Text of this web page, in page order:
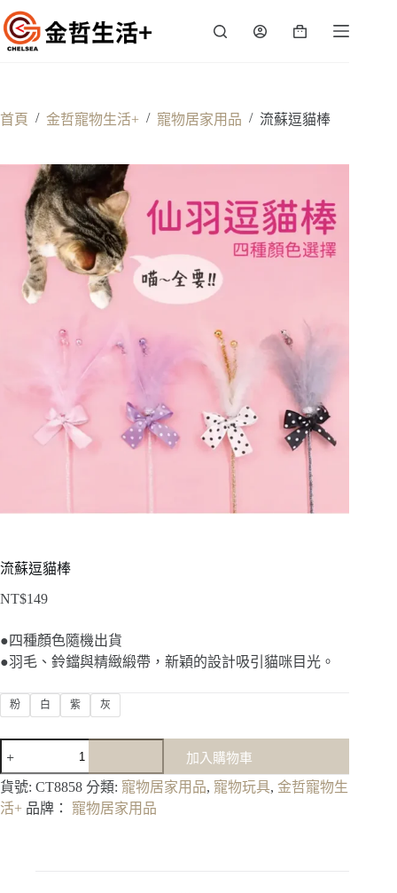
跳
至
主
容
購
首頁 / 金哲寵物生活+ / 寵物居家用品 / 流蘇逗貓棒
流蘇逗貓棒
NT$149
●四種顏色隨機出貨
●羽毛、鈴鐺與精緻緞帶，新穎的設計吸引貓咪目光。
粉 白 紫 灰
逗
貓
加入購物車
貨號: CT8858 分類: 寵物居家用品, 寵物玩具, 金哲寵物生
活+ 品牌： 寵物居家用品